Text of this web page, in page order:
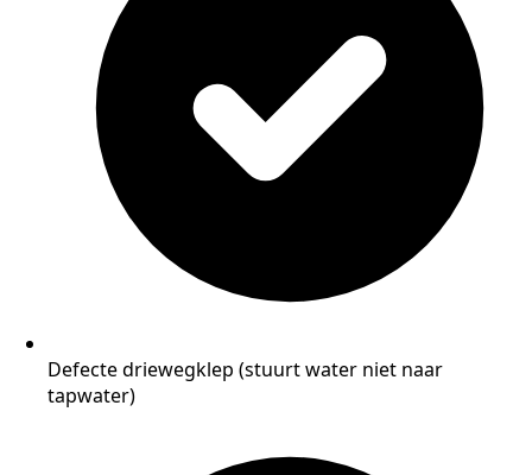
Defecte driewegklep (stuurt water niet naar
tapwater)